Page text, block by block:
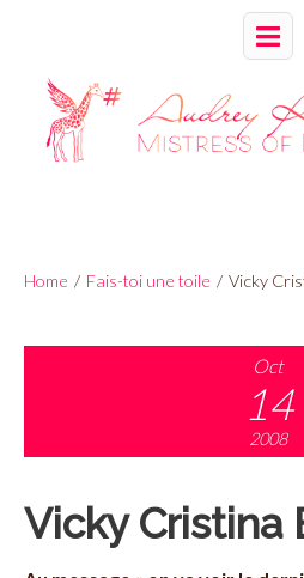
Home / Fais-toi une toile / Vicky
Oct
14
2008
Vicky Cristina